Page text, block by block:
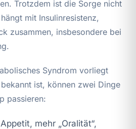
Trotzdem ist die Sorge nicht
mit Insulinresistenz,
zusammen, insbesondere bei
Syndrom vorliegt
ist, können zwei Dinge
passieren:
mehr „Oralität“,